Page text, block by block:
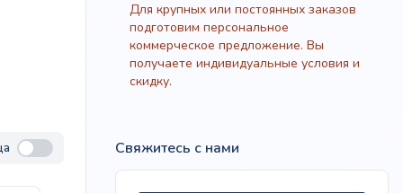
Для крупных или постоянных заказов
подготовим персональное
коммерческое предложение. Вы
получаете индивидуальные условия и
скидку.
Свяжитесь с нами